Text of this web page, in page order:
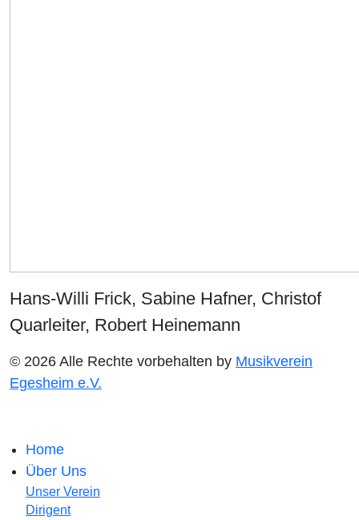
Hans-Willi Frick, Sabine Hafner, Christof
Quarleiter, Robert Heinemann
© 2026 Alle Rechte vorbehalten by Musikverein
Egesheim e.V.
Home
Über Uns
Unser Verein
Dirigent